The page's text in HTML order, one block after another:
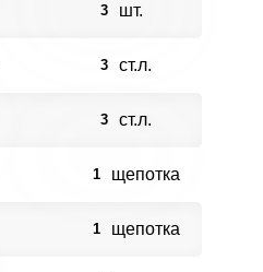
3 шт.
3 ст.л.
3 ст.л.
1 щепотка
1 щепотка